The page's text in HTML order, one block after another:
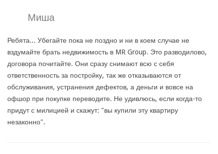
Миша
Ребята... Убегайте пока не поздно и ни в коем случае не
вздумайте брать недвижимость в MR Group. Это разводилово,
договора почитайте. Они сразу снимают всю с себя
ответственность за постройку, так же отказываются от
обслуживания, устранения дефектов, а деньги и вовсе на
офшор при покупке переводите. Не удивлюсь, если когда-то
придут с милицией и скажут: "вы купили эту квартиру
незаконно".